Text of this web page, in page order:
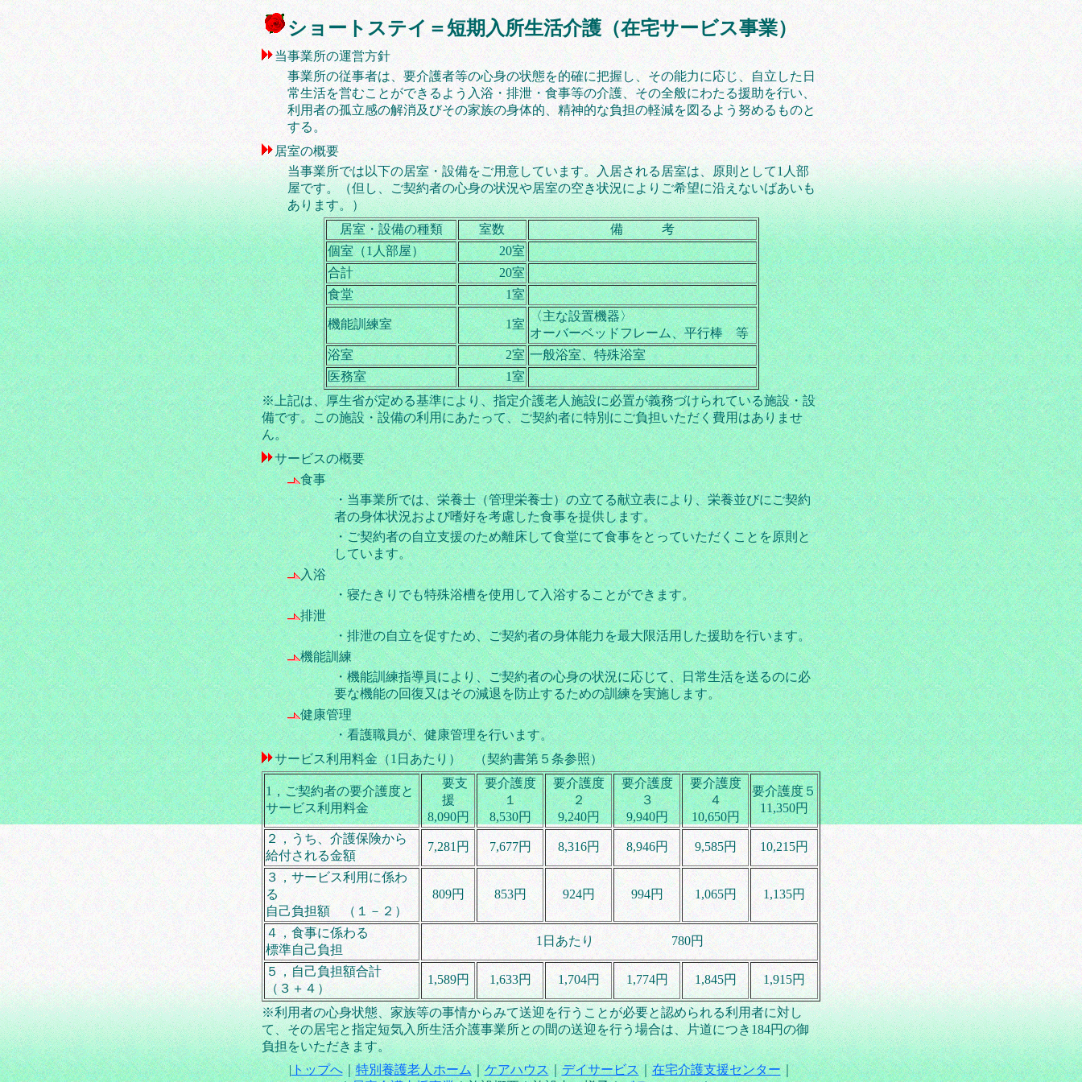
ショートステイ＝短期入所生活介護（在宅サービス事業）
当事業所の運営方針
事業所の従事者は、要介護者等の心身の状態を的確に把握し、その能力に応じ、自立した日
常生活を営むことができるよう入浴・排泄・食事等の介護、その全般にわたる援助を行い、
利用者の孤立感の解消及びその家族の身体的、精神的な負担の軽減を図るよう努めるものと
する。
居室の概要
当事業所では以下の居室・設備をご用意しています。入居される居室は、原則として1人部
屋です。（但し、ご契約者の心身の状況や居室の空き状況によりご希望に沿えないばあいも
あります。）
居室・設備の種類
室数
備 考
個室（1人部屋）
20室
合計
20室
食堂
1室
機能訓練室 1室
〈主な設置機器〉
オーバーベッドフレーム、平行棒 等
浴室
2室 一般浴室、特殊浴室
医務室
1室
※上記は、厚生省が定める基準により、指定介護老人施設に必置が義務づけられている施設・設
備です。この施設・設備の利用にあたって、ご契約者に特別にご負担いただく費用はありませ
ん。
サービスの概要
食事
・当事業所では、栄養士（管理栄養士）の立てる献立表により、栄養並びにご契約
者の身体状況および嗜好を考慮した食事を提供します。
・ご契約者の自立支援のため離床して食堂にて食事をとっていただくことを原則と
しています。
入浴
・寝たきりでも特殊浴槽を使用して入浴することができます。
排泄
・排泄の自立を促すため、ご契約者の身体能力を最大限活用した援助を行います。
機能訓練
・機能訓練指導員により、ご契約者の心身の状況に応じて、日常生活を送るのに必
要な機能の回復又はその減退を防止するための訓練を実施します。
健康管理
・看護職員が、健康管理を行います。
サービス利用料金（1日あたり） （契約書第５条参照）
1，ご契約者の要介護度と
サービス利用料金
要支
援
8,090円
要介護度
１
8,530円
要介護度
２
9,240円
要介護度
３
9,940円
要介護度
４
10,650円
要介護度５
11,350円
２，うち、介護保険から
給付される金額
7,281円 7,677円 8,316円 8,946円 9,585円 10,215円
３，サービス利用に係わ
る
自己負担額 （１－２）
809円 853円 924円 994円 1,065円 1,135円
４，食事に係わる
標準自己負担
1日あたり 780円
５，自己負担額合計
（３＋４）
1,589円 1,633円 1,704円 1,774円 1,845円 1,915円
※利用者の心身状態、家族等の事情からみて送迎を行うことが必要と認められる利用者に対し
て、その居宅と指定短気入所生活介護事業所との間の送迎を行う場合は、片道につき184円の御
負担をいただきます。
|トップへ｜特別養護老人ホーム｜ケアハウス｜デイサービス｜在宅介護支援センター｜